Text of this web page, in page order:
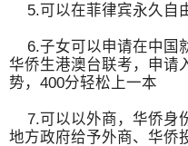
5.可以在菲律宾永久自
6.子女可以申请在中国
华侨生港澳台联考，申请
势，400分轻松上一本
7.可以以外商，华侨身
地方政府给予外商、华侨